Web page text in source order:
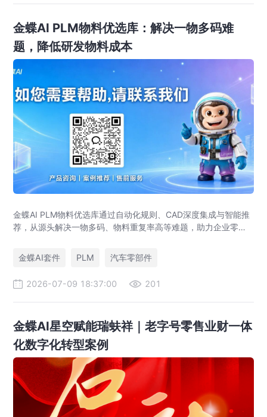
金蝶AI PLM物料优选库：解决一物多码难
题，降低研发物料成本
金蝶AI PLM物料优选库通过自动化规则、CAD深度集成与智能推
荐，从源头解决一物多码、物料重复率高等难题，助力企业零部
金蝶AI套件
PLM 汽车零部件
2026-07-09 18:37:00 201
金蝶AI星空赋能瑞蚨祥｜老字号零售业财一体
化数字化转型案例